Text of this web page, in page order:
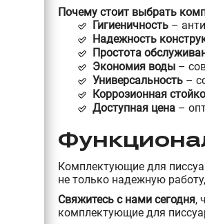
Почему стоит выбрать
Гигиеничность –
Надежность
Простота
Экономия воды –
Универсальность –
Коррозионная
Доступная цена –
Комплектующие для
не только надежную
Свяжитесь с нами сегодня,
комплектующие для